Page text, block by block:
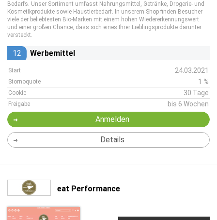
Bedarfs. Unser Sortiment umfasst Nahrungsmittel, Getränke, Drogerie- und
Kosmetikprodukte sowie Haustierbedarf. In unserem Shop finden Besucher
viele der beliebtesten Bio-Marken mit einem hohen Wiedererkennungswert
und einer großen Chance, dass sich eines Ihrer Lieblingsprodukte darunter
versteckt.
12 Werbemittel
Start 24.03.2021
Stornoquote 1 %
Cookie 30 Tage
Freigabe bis 6 Wochen
Anmelden
Details
eat Performance